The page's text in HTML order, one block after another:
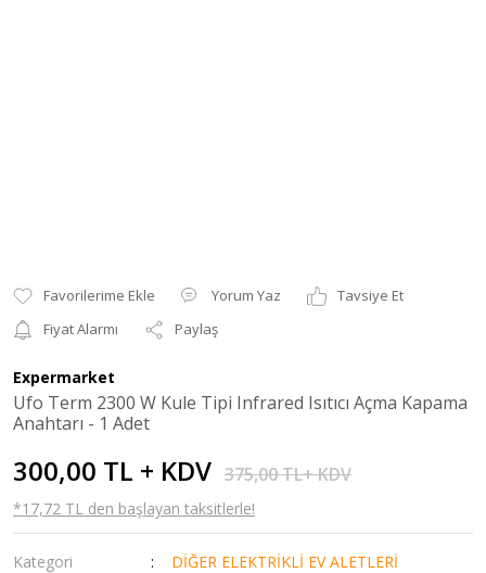
Yorum Yaz
Tavsiye Et
Fiyat Alarmı
Paylaş
Expermarket
Ufo Term 2300 W Kule Tipi Infrared Isıtıcı Açma Kapama
Anahtarı - 1 Adet
300,00 TL + KDV 375,00 TL+ KDV
*17,72 TL den başlayan taksitlerle!
Kategori
DİĞER ELEKTRİKLİ EV ALETLERİ